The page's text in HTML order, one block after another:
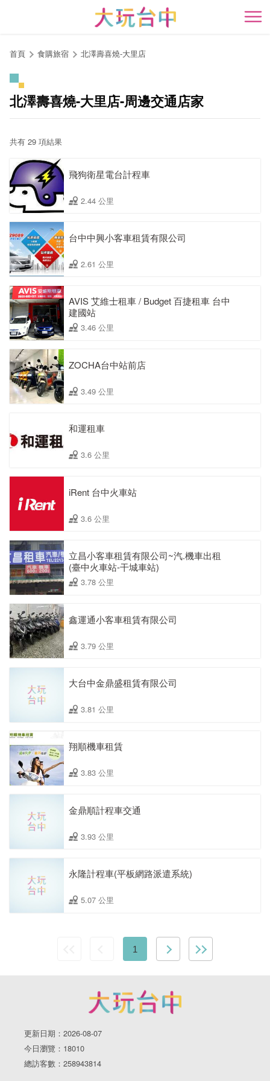
開
首頁 食購旅宿 北澤壽喜燒-大里店
北澤壽喜燒-大里店-周邊交通店家
共有 29 項結果
飛狗衛星電台計程車
2.44 公里
台中中興小客車租賃有限公司
2.61 公里
AVIS 艾維士租車 / Budget 百捷租車 台中
建國站
3.46 公里
ZOCHA台中站前店
3.49 公里
和運租車
3.6 公里
iRent 台中火車站
3.6 公里
立昌小客車租賃有限公司~汽.機車出租
(臺中火車站-干城車站)
3.78 公里
鑫運通小客車租賃有限公司
3.79 公里
大台中金鼎盛租賃有限公司
3.81 公里
翔順機車租賃
3.83 公里
金鼎順計程車交通
3.93 公里
永隆計程車(平板網路派遣系統)
5.07 公里
1
更新日期：2026-08-07
今日瀏覽：18010
總訪客數：258943814